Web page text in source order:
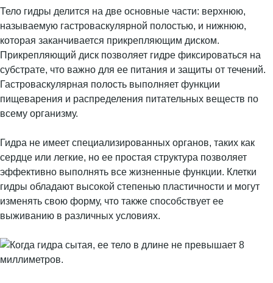
Тело гидры делится на две основные части: верхнюю,
называемую гастроваскулярной полостью, и нижнюю,
которая заканчивается прикрепляющим диском.
Прикрепляющий диск позволяет гидре фиксироваться на
субстрате, что важно для ее питания и защиты от течений.
Гастроваскулярная полость выполняет функции
пищеварения и распределения питательных веществ по
всему организму.
Гидра не имеет специализированных органов, таких как
сердце или легкие, но ее простая структура позволяет
эффективно выполнять все жизненные функции. Клетки
гидры обладают высокой степенью пластичности и могут
изменять свою форму, что также способствует ее
выживанию в различных условиях.